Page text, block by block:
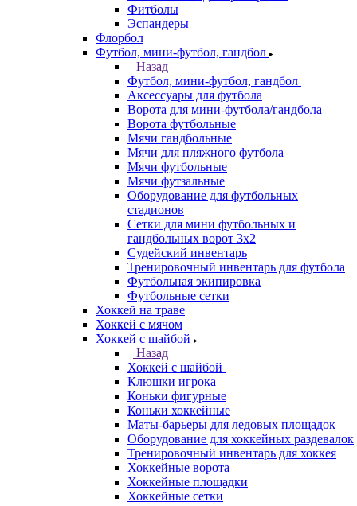
Фитболы
Эспандеры
Флорбол
Футбол, мини-футбол, гандбол
Назад
Футбол, мини-футбол, гандбол
Аксессуары для футбола
Ворота для мини-футбола/гандбола
Ворота футбольные
Мячи гандбольные
Мячи для пляжного футбола
Мячи футбольные
Мячи футзальные
Оборудование для футбольных
стадионов
Сетки для мини футбольных и
гандбольных ворот 3х2
Судейский инвентарь
Тренировочный инвентарь для футбола
Футбольная экипировка
Футбольные сетки
Хоккей на траве
Хоккей с мячом
Хоккей с шайбой
Назад
Хоккей с шайбой
Клюшки игрока
Коньки фигурные
Коньки хоккейные
Маты-барьеры для ледовых площадок
Оборудование для хоккейных раздевалок
Тренировочный инвентарь для хоккея
Хоккейные ворота
Хоккейные площадки
Хоккейные сетки